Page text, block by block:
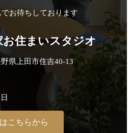
お待ちしております
お住まいスタジオ
県上田市住吉40-13
こちらから